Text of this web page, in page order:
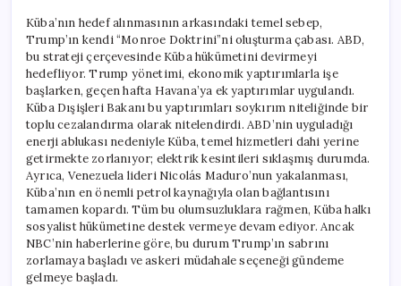
Küba’nın hedef alınmasının arkasındaki temel sebep,
Trump’ın kendi “Monroe Doktrini”ni oluşturma çabası. ABD,
bu strateji çerçevesinde Küba hükümetini devirmeyi
hedefliyor. Trump yönetimi, ekonomik yaptırımlarla işe
başlarken, geçen hafta Havana’ya ek yaptırımlar uygulandı.
Küba Dışişleri Bakanı bu yaptırımları soykırım niteliğinde bir
toplu cezalandırma olarak nitelendirdi. ABD’nin uyguladığı
enerji ablukası nedeniyle Küba, temel hizmetleri dahi yerine
getirmekte zorlanıyor; elektrik kesintileri sıklaşmış durumda.
Ayrıca, Venezuela lideri Nicolás Maduro’nun yakalanması,
Küba’nın en önemli petrol kaynağıyla olan bağlantısını
tamamen kopardı. Tüm bu olumsuzluklara rağmen, Küba halkı
sosyalist hükümetine destek vermeye devam ediyor. Ancak
NBC’nin haberlerine göre, bu durum Trump’ın sabrını
zorlamaya başladı ve askeri müdahale seçeneği gündeme
gelmeye başladı.